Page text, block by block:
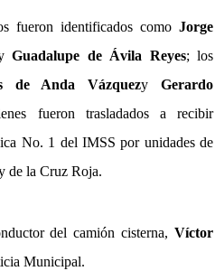
fueron identificados como Jorge
Guadalupe de Ávila Reyes; los
de Anda VázquezyGerardo
fueron trasladados a recibir
No. 1 del IMSS por unidades de
de la Cruz Roja.
del camión cisterna, Víctor
Municipal.